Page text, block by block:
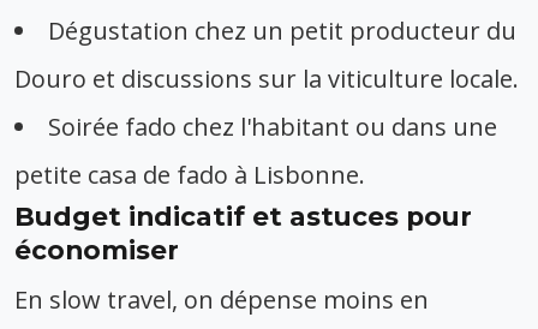
Dégustation chez un petit producteur du
Douro et discussions sur la viticulture locale.
Soirée fado chez l'habitant ou dans une
petite casa de fado à Lisbonne.
Budget indicatif et astuces pour
économiser
En slow travel, on dépense moins en